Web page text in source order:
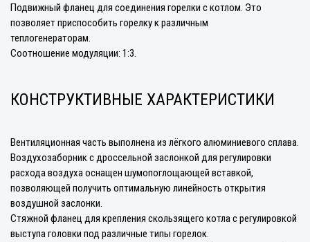
Подвижный фланец для соединения горелки с котлом. Это
позволяет приспособить горелку к различным
теплогенераторам.
Соотношение модуляции: 1:3.
КОНСТРУКТИВНЫЕ ХАРАКТЕРИСТИКИ
Вентиляционная часть выполнена из лёгкого алюминиевого сплава.
Воздухозаборник с дроссельной заслонкой для регулировки
расхода воздуха оснащен шумопоглощающей вставкой,
позволяющей получить оптимальную линейность открытия
воздушной заслонки.
Стяжной фланец для крепления скользящего котла с регулировкой
выступа головки под различные типы горелок.